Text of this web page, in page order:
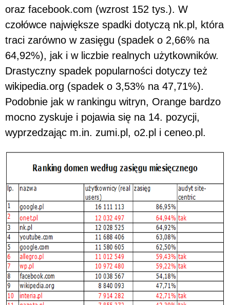
oraz facebook.com (wzrost 152 tys.). W
czołówce największe spadki dotyczą nk.pl, która
traci zarówno w zasięgu (spadek o 2,66% na
64,92%), jak i w liczbie realnych użytkowników.
Drastyczny spadek popularności dotyczy też
wikipedia.org (spadek o 3,53% na 47,71%).
Podobnie jak w rankingu witryn, Orange bardzo
mocno zyskuje i pojawia się na 14. pozycji,
wyprzedzając m.in. zumi.pl, o2.pl i ceneo.pl.